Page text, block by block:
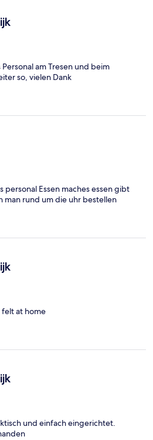
am Tresen und beim
so, vielen Dank
personal Essen maches essen gibt
man rund um die uhr bestellen
at home
und einfach eingerichtet.